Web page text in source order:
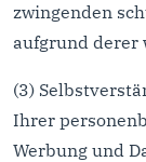
zwingenden
aufgrund derer
(3)
Ihrer
Werbung und